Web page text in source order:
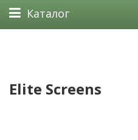
Каталог
Elite Screens